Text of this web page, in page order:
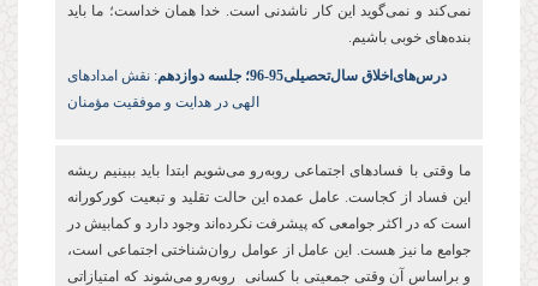
نمیکند و نمیگوید این کار ناشدنی است. خدا همان خداست؛ ما باید
بندههای خوبی باشیم.
درس‌های‌اخلاق سال‌تحصیلی‌95-96؛ جلسه دوازدهم
: نقش امدادهای
الهی در هدایت و موفقیت مؤمنان
ما وقتی با فسادهای اجتماعی روبه‌رو می‌شویم ابتدا باید ببینیم ریشه
این فساد از کجاست. عامل عمده این حالت تقلید و تبعیت کورکورانه
است که در اکثر جوامعی که پیشرفت نکرده‌اند وجود دارد و کمابیش در
جوامع ما نیز هست. این عامل از عوامل روان‌شناختی اجتماعی است،
و براساس آن وقتی جمعیتی با کسانی روبه‌رو می‌شوند که امتیازاتی